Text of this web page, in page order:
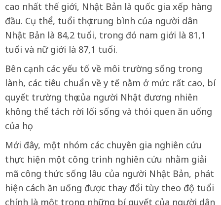
cao nhất thế giới, Nhật Bản là quốc gia xếp hàng
đầu. Cụ thể, tuổi thọ trung bình của người dân
Nhật Bản là 84,2 tuổi, trong đó nam giới là 81,1
tuổi và nữ giới là 87,1 tuổi.
Bên cạnh các yếu tố về môi trường sống trong
lành, các tiêu chuẩn về y tế nằm ở mức rất cao, bí
quyết trường thọ của người Nhật đương nhiên
không thể tách rời lối sống và thói quen ăn uống
của họ.
Mới đây, một nhóm các chuyên gia nghiên cứu
thực hiện một công trình nghiên cứu nhằm giải
mã công thức sống lâu của người Nhật Bản, phát
hiện cách ăn uống được thay đổi tùy theo độ tuổi
chính là một trong những bí quyết của người dân